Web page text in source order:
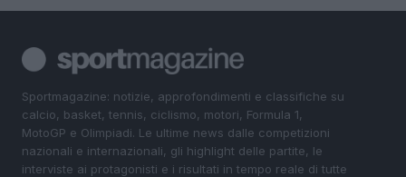
Sportmagazine: notizie, approfondimenti e classifiche su
calcio, basket, tennis, ciclismo, motori, Formula 1,
MotoGP e Olimpiadi. Le ultime news dalle competizioni
nazionali e internazionali, gli highlight delle partite, le
interviste ai protagonisti e i risultati in tempo reale di tutte